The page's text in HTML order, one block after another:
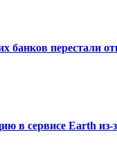
банков перестали
в сервисе Earth из-